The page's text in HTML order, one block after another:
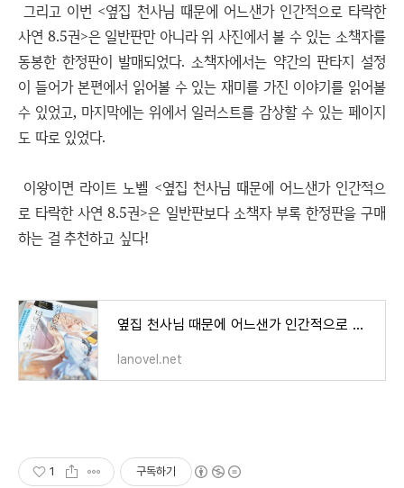
그리고 이번 <옆집 천사님 때문에 어느샌가 인간적으로 타락한
사연 8.5권>은 일반판만 아니라 위 사진에서 볼 수 있는 소책자를
동봉한 한정판이 발매되었다. 소책자에서는 약간의 판타지 설정
이 들어가 본편에서 읽어볼 수 있는 재미를 가진 이야기를 읽어볼
수 있었고, 마지막에는 위에서 일러스트를 감상할 수 있는 페이지
도 따로 있었다.
이왕이면 라이트 노벨 <옆집 천사님 때문에 어느샌가 인간적으
로 타락한 사연 8.5권>은 일반판보다 소책자 부록 한정판을 구매
하는 걸 추천하고 싶다!
옆집 천사님 때문에 어느샌가 인간적으로 타락한 사연 8권 후기
lanovel.net
1 구독하기